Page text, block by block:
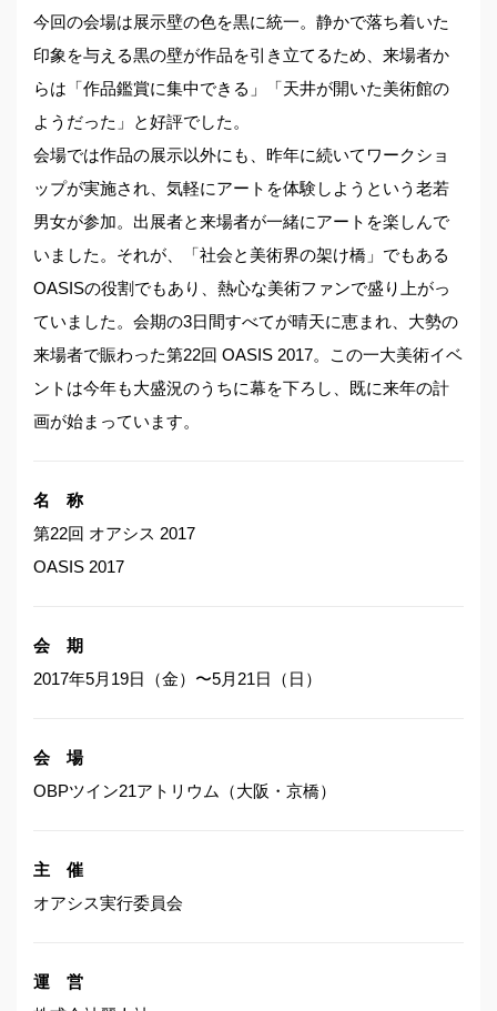
今回の会場は展示壁の色を黒に統一。静かで落ち着いた
印象を与える黒の壁が作品を引き立てるため、来場者か
らは「作品鑑賞に集中できる」「天井が開いた美術館の
ようだった」と好評でした。
会場では作品の展示以外にも、昨年に続いてワークショ
ップが実施され、気軽にアートを体験しようという老若
男女が参加。出展者と来場者が一緒にアートを楽しんで
いました。それが、「社会と美術界の架け橋」でもある
OASISの役割でもあり、熱心な美術ファンで盛り上がっ
ていました。会期の3日間すべてが晴天に恵まれ、大勢の
来場者で賑わった第22回 OASIS 2017。この一大美術イベ
ントは今年も大盛況のうちに幕を下ろし、既に来年の計
画が始まっています。
名 称
第22回 オアシス 2017
OASIS 2017
会 期
2017年5月19日（金）〜5月21日（日）
会 場
OBPツイン21アトリウム（大阪・京橋）
主 催
オアシス実行委員会
運 営